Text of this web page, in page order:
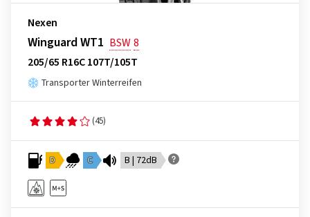
Nexen
Winguard WT1 BSW8
205/65 R16C 107T/105T
Transporter Winterreifen
(45)
D C B | 72dB